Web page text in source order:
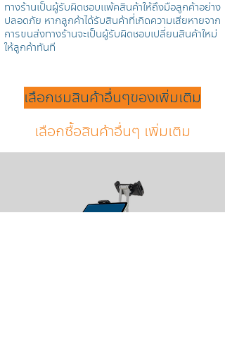
ทางร้านเป็นผู้รับผิดชอบแพ้คสินค้าให้ถึงมือลูกค้าอย่าง
ปลอดภัย หากลูกค้าได้รับสินค้าที่เกิดความเสียหายจาก
การขนส่งทางร้านจะเป็นผู้รับผิดชอบเปลี่ยนสินค้าใหม่
ให้ลูกค้าทันที
เลือกชมสินค้าอื่นๆของเพิ่มเติม
เลือกซื้อสินค้าอื่นๆ เพิ่มเติม